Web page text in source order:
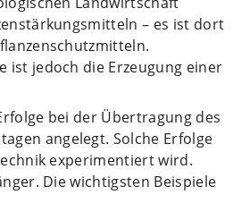
– es ist dort
ist jedoch die Erzeugung einer
bei der Übertragung des
angelegt. Solche Erfolge
experimentiert wird.
Die wichtigsten Beispiele